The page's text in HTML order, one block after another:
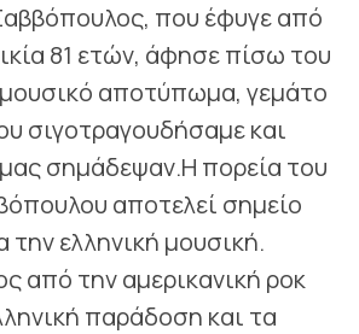
που έφυγε από
81 ετών, άφησε πίσω του
αποτύπωμα, γεμάτο
σιγοτραγουδήσαμε και
σημάδεψαν.Η πορεία του
αποτελεί σημείο
την ελληνική μουσική.
από την αμερικανική ροκ
παράδοση και τα